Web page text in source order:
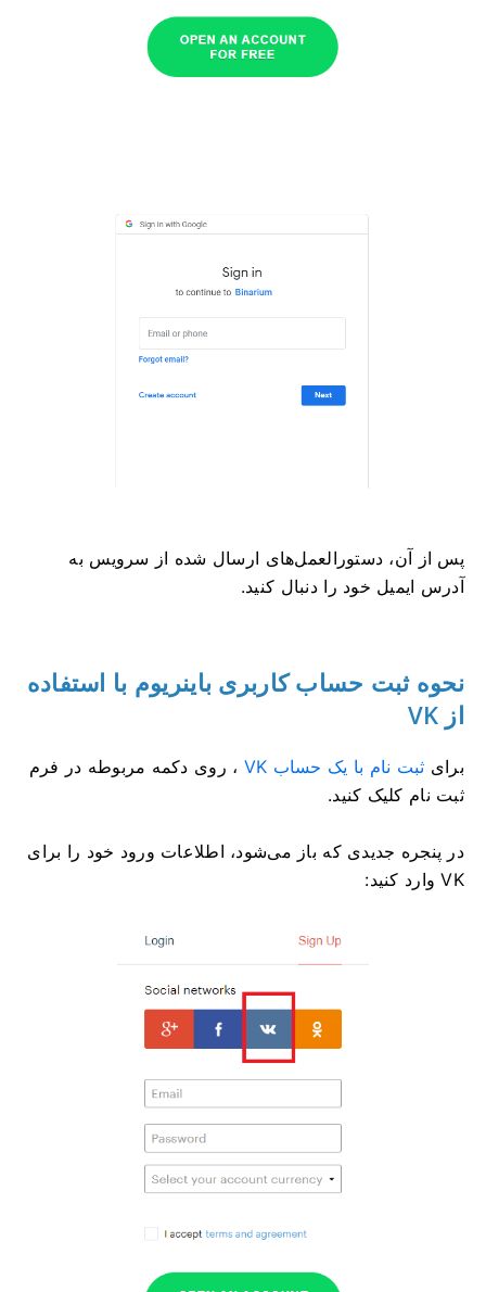
پس از آن، دستورالعمل‌های ارسال شده از سرویس به
آدرس ایمیل خود را دنبال کنید.
نحوه ثبت حساب کاربری باینریوم با استفاده
از VK
برای ثبت نام با یک حساب VK
، روی دکمه مربوطه در فرم
ثبت نام کلیک کنید.
در پنجره جدیدی که باز می‌شود، اطلاعات ورود خود را برای
VK وارد کنید: